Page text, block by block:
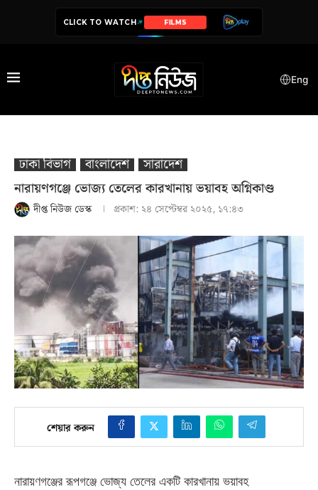
CLICK TO WATCH SERIES
Eng
ঢাকা বিভাগ বাংলাদেশ
সারাদেশ
নারায়ণগঞ্জে ভোজ্য তেলের কারখানায় ভয়াবহ অগ্নিকাণ্ড
দীপ্ত নিউজ ডেস্ক প্রকাশ: ২৪ সেপ্টেম্বর ২০২৫, ১৭:৪৩
শেয়ার করুন
নারায়ণগঞ্জের রূপগঞ্জে ভোজ্য তেলের একটি কারখানায় ভয়াবহ